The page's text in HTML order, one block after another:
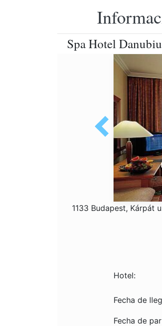
Spa Hotel
1133 Budapest, Kárpát
Hotel:
Fecha de
Fecha de